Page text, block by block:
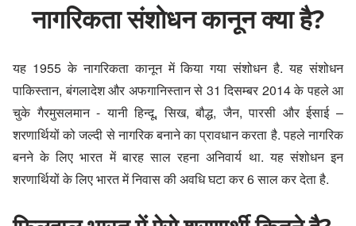
नागरिकता संशोधन कानून क्या है?
यह 1955 के नागरिकता कानून में किया गया संशोधन है. यह संशोधन
पाकिस्तान, बंगलादेश और अफगानिस्तान से 31 दिसम्बर 2014 के पहले आ
चुके गैरमुसलमान - यानी हिन्दू, सिख, बौद्ध, जैन, पारसी और ईसाई –
शरणार्थियों को जल्दी से नागरिक बनाने का प्रावधान करता है. पहले नागरिक
बनने के लिए भारत में बारह साल रहना अनिवार्य था. यह संशोधन इन
शरणार्थियों के लिए भारत में निवास की अवधि घटा कर 6 साल कर देता है.